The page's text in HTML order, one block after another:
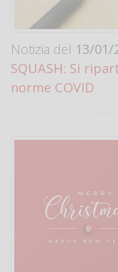
Notizia del 13/01/
SQUASH: Si
norme COVID